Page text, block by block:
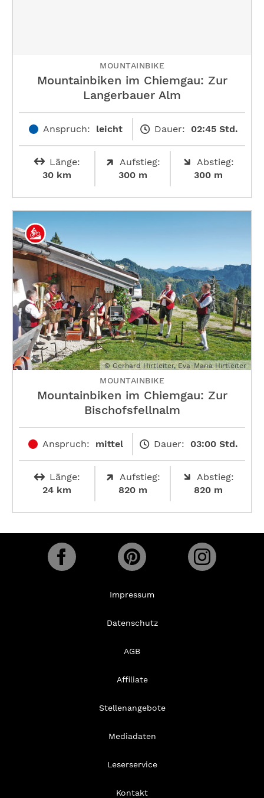
MOUNTAINBIKE
Mountainbiken im Chiemgau: Zur
Langerbauer Alm
Anspruch: leicht Dauer: 02:45 Std.
Länge:
30 km
Aufstieg:
300 m
Abstieg:
300 m
© Gerhard Hirtleiter, Eva-Maria Hirtleiter
MOUNTAINBIKE
Mountainbiken im Chiemgau: Zur
Bischofsfellnalm
Anspruch: mittel Dauer: 03:00 Std.
Länge:
24 km
Aufstieg:
820 m
Abstieg:
820 m
Impressum
Datenschutz
AGB
Affiliate
Stellenangebote
Mediadaten
Leserservice
Kontakt